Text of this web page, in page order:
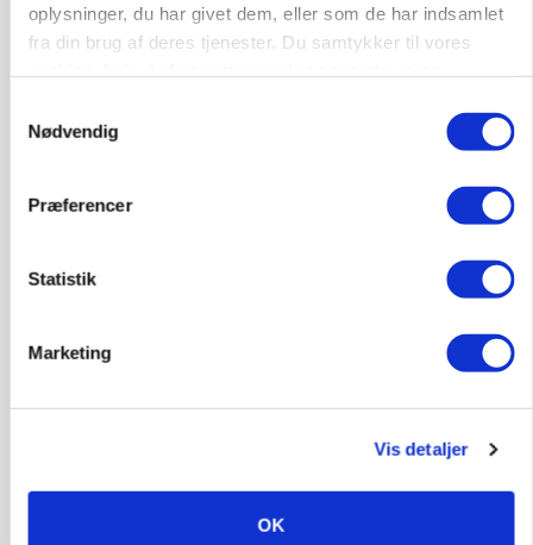
oplysninger, du har givet dem, eller som de har indsamlet
fra din brug af deres tjenester. Du samtykker til vores
Nødvendig
Præferencer
Statistik
Marketing
Vis detaljer
OK
POLITIK
kan den ændre din bedrift fra 2027
Annonce